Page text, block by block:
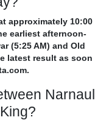
approximately 10:00
earliest afternoon-
(5:25 AM) and Old
latest result as soon
Narnaul